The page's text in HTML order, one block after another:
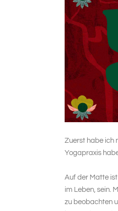
Zuerst habe ich
Yogapraxis
Auf der Matte
im Leben, sein.
zu beobachten